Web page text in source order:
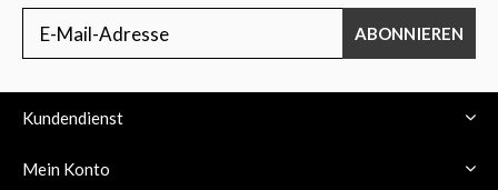
ABONNIEREN
Kundendienst
Mein Konto